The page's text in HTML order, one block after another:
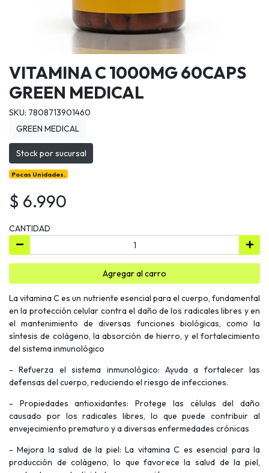
VITAMINA C 1000MG 60CAPS
GREEN MEDICAL
SKU: 7808713901460
GREEN MEDICAL
Stock por sucursal
Pocas Unidades.
$ 6.990
CANTIDAD
Agregar al carro
La vitamina C es un nutriente esencial para el cuerpo, fundamental
en la protección celular contra el daño de los radicales libres y en
el mantenimiento de diversas funciones biológicas, como la
síntesis de colágeno, la absorción de hierro, y el fortalecimiento
del sistema inmunológico
- Refuerza el sistema inmunológico: Ayuda a fortalecer las
defensas del cuerpo, reduciendo el riesgo de infecciones.
- Propiedades antioxidantes: Protege las células del daño
causado por los radicales libres, lo que puede contribuir al
envejecimiento prematuro y a diversas enfermedades crónicas
- Mejora la salud de la piel: La vitamina C es esencial para la
producción de colágeno, lo que favorece la salud de la piel,